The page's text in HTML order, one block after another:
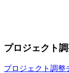
プロジェクト
プロジェクト調整